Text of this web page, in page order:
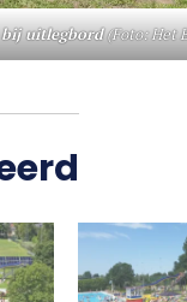
uitlegbord(Foto: Het